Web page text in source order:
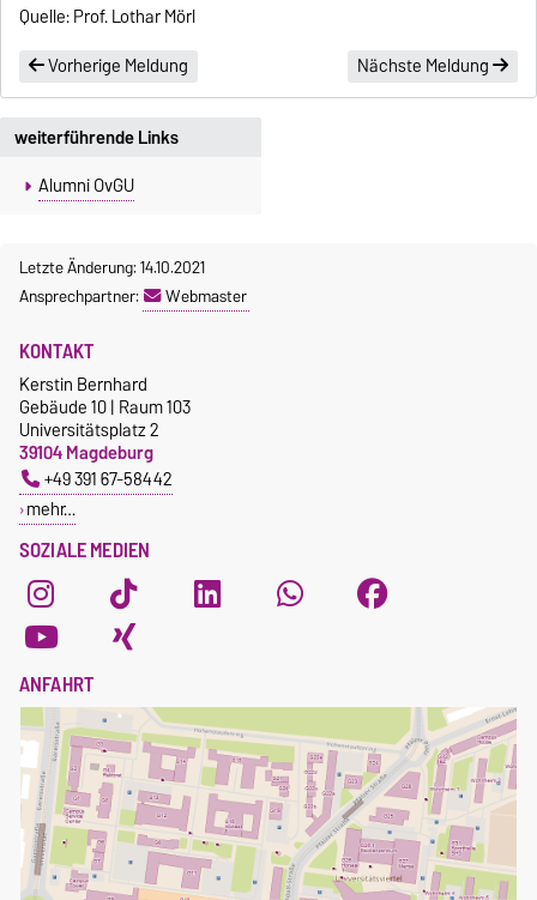
Quelle: Prof. Lothar Mörl
Vorherige Meldung
Nächste Meldung
weiterführende Links
Alumni OvGU
Letzte Änderung: 14.10.2021
Ansprechpartner:
Webmaster
SOZIALE MEDIEN
KONTAKT
Kerstin Bernhard
Gebäude 10 | Raum 103
Universitätsplatz 2
39104 Magdeburg
+49 391 67-58442
mehr…
ANFAHRT